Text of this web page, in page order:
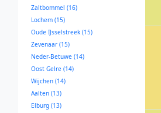
Zaltbommel (16)
Lochem (15)
Oude IJsselstreek (15)
Zevenaar (15)
Neder-Betuwe (14)
Oost Gelre (14)
Wijchen (14)
Aalten (13)
Elburg (13)